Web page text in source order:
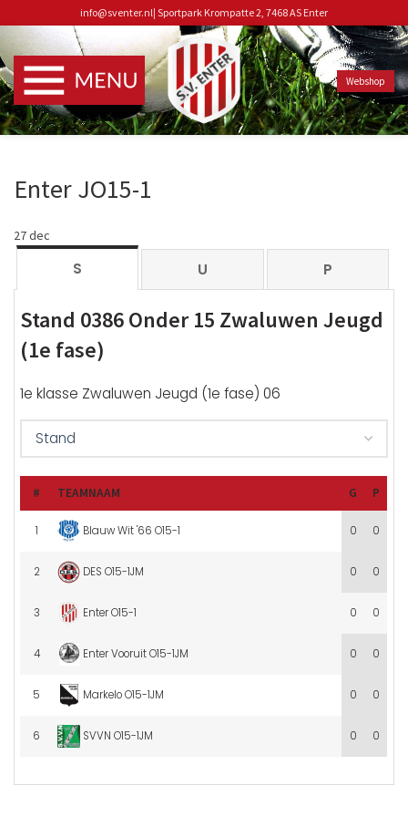
info@sventer.nl| Sportpark Krompatte 2, 7468 AS Enter
Webshop
Enter JO15-1
27dec
S U P
Stand 0386 Onder 15 Zwaluwen Jeugd
(1e fase)
1e klasse Zwaluwen Jeugd (1e fase) 06
# TEAMNAAM G P
1 Blauw Wit '66 O15-1 0 0
2 DES O15-1JM 0 0
3 Enter O15-1 0 0
4 Enter Vooruit O15-1JM 0 0
5 Markelo O15-1JM 0 0
6 SVVN O15-1JM 0 0